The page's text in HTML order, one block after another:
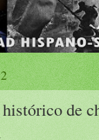
de